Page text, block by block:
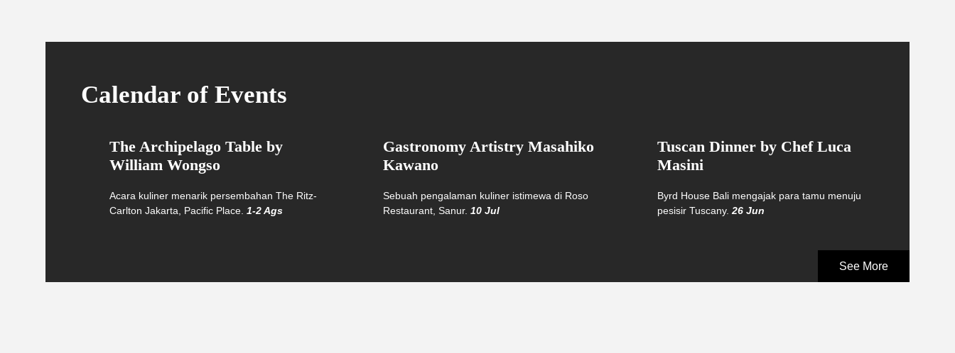
Calendar of Events
The Archipelago Table by
William Wongso
Acara kuliner menarik persembahan The Ritz-
Carlton Jakarta, Pacific Place. 1-2 Ags
Gastronomy Artistry Masahiko
Kawano
Sebuah pengalaman kuliner istimewa di Roso
Restaurant, Sanur.10 Jul
Tuscan Dinner by Chef Luca
Masini
Byrd House Bali mengajak para tamu menuju
pesisir Tuscany.26 Jun
See More